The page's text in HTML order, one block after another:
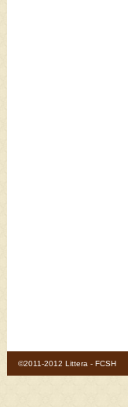
©2011-2012 Littera - FCSH